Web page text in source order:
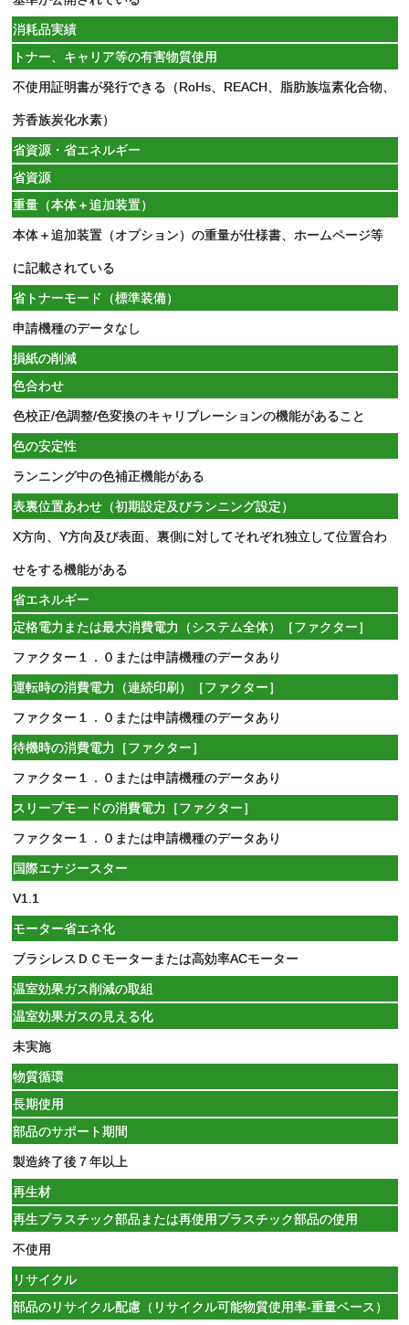
消耗品実績
トナー、キャリア等の有害物質使用
不使用証明書が発行できる（RoHs、REACH、脂肪族塩素化合物、
芳香族炭化水素）
省資源・省エネルギー
省資源
重量（本体＋追加装置）
本体＋追加装置（オプション）の重量が仕様書、ホームページ等
に記載されている
省トナーモード（標準装備）
申請機種のデータなし
損紙の削減
色合わせ
色校正/色調整/色変換のキャリブレーションの機能があること
色の安定性
ランニング中の色補正機能がある
表裏位置あわせ（初期設定及びランニング設定）
X方向、Y方向及び表面、裏側に対してそれぞれ独立して位置合わ
せをする機能がある
省エネルギー
定格電力または最大消費電力（システム全体）［ファクター］
ファクター１．０または申請機種のデータあり
運転時の消費電力（連続印刷）［ファクター］
ファクター１．０または申請機種のデータあり
待機時の消費電力［ファクター］
ファクター１．０または申請機種のデータあり
スリープモードの消費電力［ファクター］
ファクター１．０または申請機種のデータあり
国際エナジースター
V1.1
モーター省エネ化
ブラシレスＤＣモーターまたは高効率ACモーター
温室効果ガス削減の取組
温室効果ガスの見える化
未実施
物質循環
長期使用
部品のサポート期間
製造終了後７年以上
再生材
再生プラスチック部品または再使用プラスチック部品の使用
不使用
リサイクル
部品のリサイクル配慮（リサイクル可能物質使用率-重量ベース）